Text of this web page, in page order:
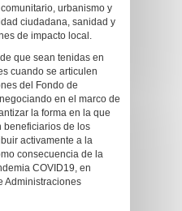
urbanismo y
ciudadana, sanidad y
de impacto local.
que sean tenidas en
cuando se articulen
del Fondo de
en el marco de
la forma en la que
beneficiarios de los
activamente a la
consecuencia de la
COVID19, en
Administraciones